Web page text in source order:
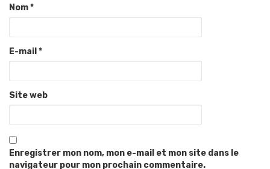
Nom*
E-mail *
Site web
Enregistrer mon nom, mon e-mail et mon site dans le
navigateur pour mon prochain commentaire.